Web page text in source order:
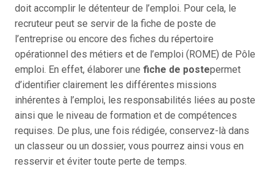
doit accomplir le détenteur de l’emploi. Pour cela, le
recruteur peut se servir de la fiche de poste de
l’entreprise ou encore des fiches du répertoire
opérationnel des métiers et de l’emploi (ROME) de Pôle
emploi. En effet, élaborer une fiche de postepermet
d’identifier clairement les différentes missions
inhérentes à l’emploi, les responsabilités liées au poste
ainsi que le niveau de formation et de compétences
requises. De plus, une fois rédigée, conservez-là dans
un classeur ou un dossier, vous pourrez ainsi vous en
resservir et éviter toute perte de temps.